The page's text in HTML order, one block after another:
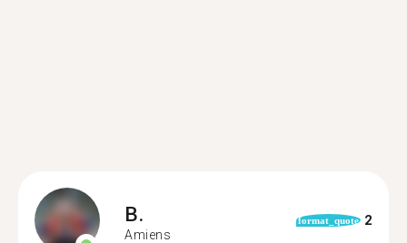
B.
Amiens
format_quote 2